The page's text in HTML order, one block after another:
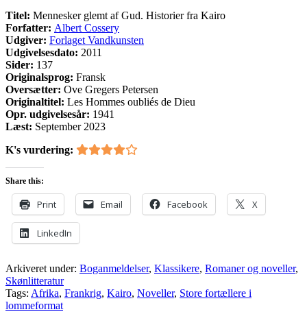
Titel: Mennesker glemt af Gud. Historier fra Kairo
Forfatter: Albert Cossery
Udgiver: Forlaget Vandkunsten
Udgivelsesdato: 2011
Sider: 137
Originalsprog: Fransk
Oversætter: Ove Gregers Petersen
Originaltitel: Les Hommes oubliés de Dieu
Opr. udgivelsesår: 1941
Læst: September 2023
K's vurdering:
Share this:
Print Email Facebook X
LinkedIn
Arkiveret under: Boganmeldelser, Klassikere, Romaner og noveller,
Skønlitteratur
Tags: Afrika, Frankrig, Kairo, Noveller, Store fortællere i
lommeformat